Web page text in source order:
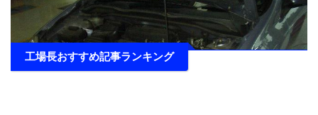
工場長おすすめ記事ランキング